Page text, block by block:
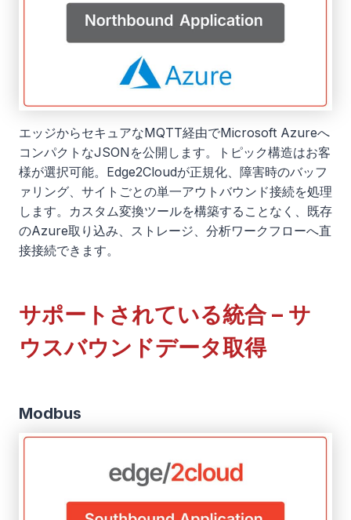
エッジからセキュアなMQTT経由でMicrosoft Azureへ
コンパクトなJSONを公開します。トピック構造はお客
様が選択可能。Edge2Cloudが正規化、障害時のバッフ
ァリング、サイトごとの単一アウトバウンド接続を処理
します。カスタム変換ツールを構築することなく、既存
のAzure取り込み、ストレージ、分析ワークフローへ直
接接続できます。
サポートされている統合 – サ
ウスバウンドデータ取得
Modbus